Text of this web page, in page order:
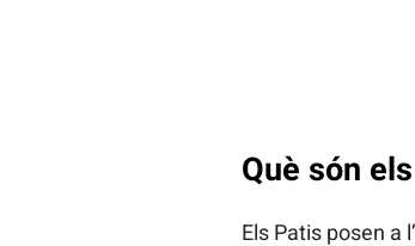
Què són
Els Patis posen a